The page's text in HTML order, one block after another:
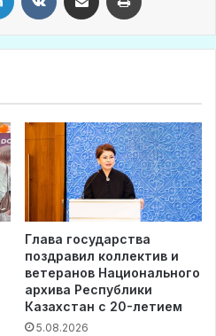
Глава государства
поздравил коллектив и
ветеранов Национального
архива Республики
Казахстан с 20-летием
5.08.2026